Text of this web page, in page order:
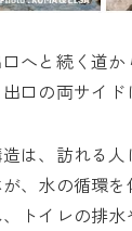
口へと続く道
口の両サイ
は、訪れる
、水の循環
トイレの排